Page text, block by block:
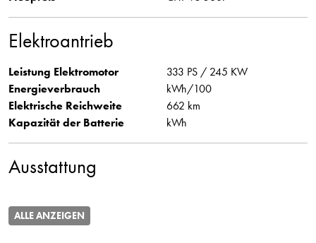
Elektroantrieb
Leistung Elektromotor
333 PS / 245 KW
Energieverbrauch
kWh/100
Elektrische Reichweite
662 km
Kapazität der Batterie
kWh
Ausstattung
ALLE ANZEIGEN